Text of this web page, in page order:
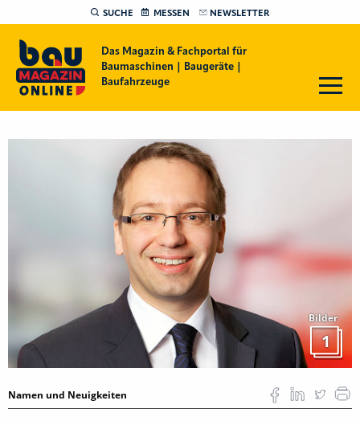
SUCHE MESSEN NEWSLETTER
Das Magazin & Fachportal für
Baumaschinen | Baugeräte |
Baufahrzeuge
Bilder
1
Namen und Neuigkeiten